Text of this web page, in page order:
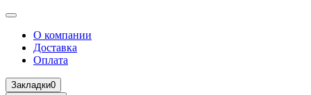
О компании
Доставка
Оплата
Закладки0